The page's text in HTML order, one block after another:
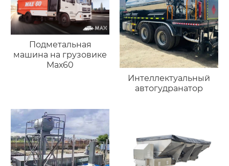
Подметальная
машина на грузовике
Мах60
Интеллектуальный
автогудранатор